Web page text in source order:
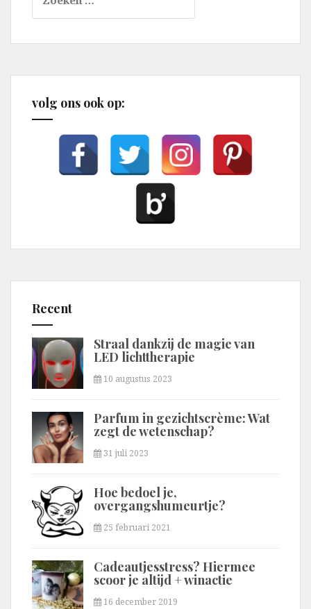
naar:
volg ons ook op:
Recent
Straal dankzij de magie van
LED lichttherapie
10 augustus 2023
Parfum in gezichtscrème: Wat
zegt de wetenschap?
31 juli 2023
Hoe bedoel je,
overgangshumeurtje?
25 februari 2021
Cadeautjesstress? Hiermee
scoor je altijd + winactie
16 december 2019